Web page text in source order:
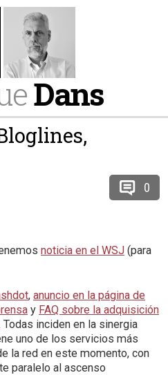
Dans
0
noticia en el WSJ (para
, anuncio en la página de
y FAQ sobre la adquisición
Todas inciden en la sinergia
uno de los servicios más
la red en este momento, con
paralelo al ascenso